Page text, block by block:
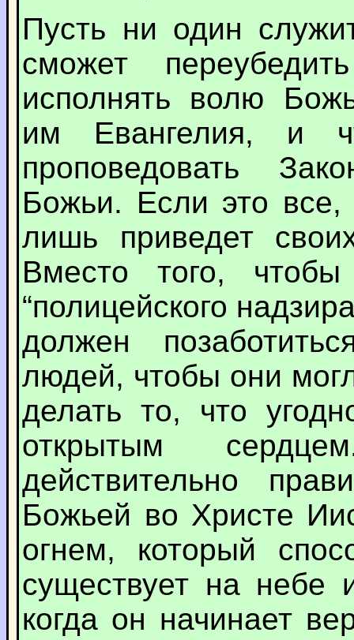
Пусть ни один
сможет
исполнять волю
им Евангелия, и
проповедовать
Божьи. Если это
лишь приведет
Вместо того,
“полицейского
должен
людей, чтобы они
делать то, что
открытым
действительно
Божьей во Христе
огнем, который
существует на
когда он начинает